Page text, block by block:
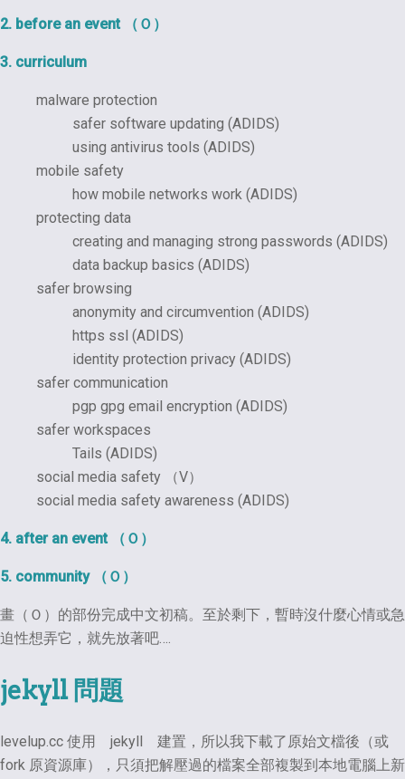
2. before an event （Ｏ）
3. curriculum
malware protection
safer software updating (ADIDS)
using antivirus tools (ADIDS)
mobile safety
how mobile networks work (ADIDS)
protecting data
creating and managing strong passwords (ADIDS)
data backup basics (ADIDS)
safer browsing
anonymity and circumvention (ADIDS)
https ssl (ADIDS)
identity protection privacy (ADIDS)
safer communication
pgp gpg email encryption (ADIDS)
safer workspaces
Tails (ADIDS)
social media safety （V）
social media safety awareness (ADIDS)
4. after an event （Ｏ）
5. community （Ｏ）
畫（Ｏ）的部份完成中文初稿。至於剩下，暫時沒什麼心情或急
迫性想弄它，就先放著吧….
jekyll 問題
levelup.cc 使用 jekyll 建置，所以我下載了原始文檔後（或
fork 原資源庫），只須把解壓過的檔案全部複製到本地電腦上新